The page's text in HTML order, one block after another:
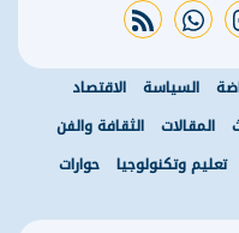
whatsapp
rss feed
السياسة
الاقتصاد
المقالات
الثقافة والفن
تعليم وتكنولوجيا حوارات